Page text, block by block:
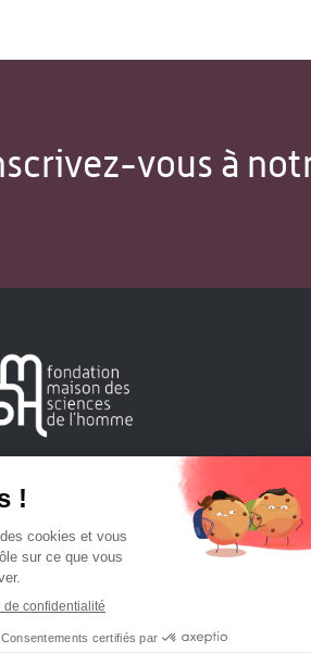
vous à
en 1963, la Fondation Maison Sciences de
la recherche et la diffusion des
humaines et sociales.